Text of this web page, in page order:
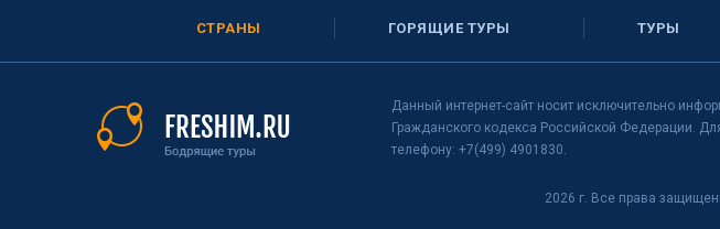
СТРАНЫ ГОРЯЩИЕ ТУРЫ ТУРЫ
Данный интернет-сайт носит исключительно
Гражданского кодекса Российской Федерации.
телефону: +7(499) 4901830.
2026 г. Все права